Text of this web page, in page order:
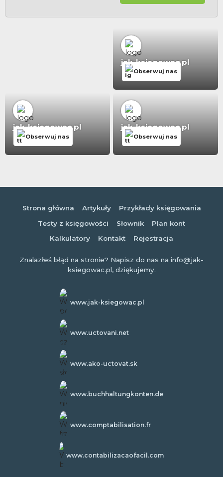
jak-ksiegowac.pl
Obserwuj nas
jak-ksiegowac.pl
Obserwuj nas
jak-ksiegowac.pl
Obserwuj nas
Strona główna Artykuły
Przykłady księgowania
Testy z księgowości
Słownik
Plan kont
Kalkulatory
Kontakt Rejestracja
Znalazłeś błąd na stronie? Napisz do nas na info@jak-
ksiegowac.pl, dziękujemy.
www.jak-ksiegowac.pl
www.uctovani.net
www.ako-uctovat.sk
www.buchhaltungkonten.de
www.comptabilisation.fr
www.contabilizacaofacil.com